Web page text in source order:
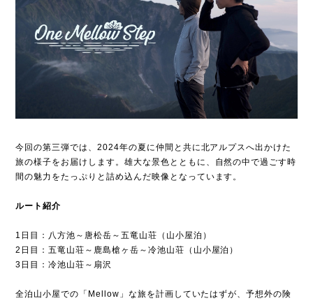
今回の第三弾では、2024年の夏に仲間と共に北アルプスへ出かけた
旅の様子をお届けします。雄大な景色とともに、自然の中で過ごす時
間の魅力をたっぷりと詰め込んだ映像となっています。
ルート紹介
1日目：八方池～唐松岳～五竜山荘（山小屋泊）
2日目：五竜山荘～鹿島槍ヶ岳～冷池山荘（山小屋泊）
3日目：冷池山荘～扇沢
全泊山小屋での「Mellow」な旅を計画していたはずが、予想外の険